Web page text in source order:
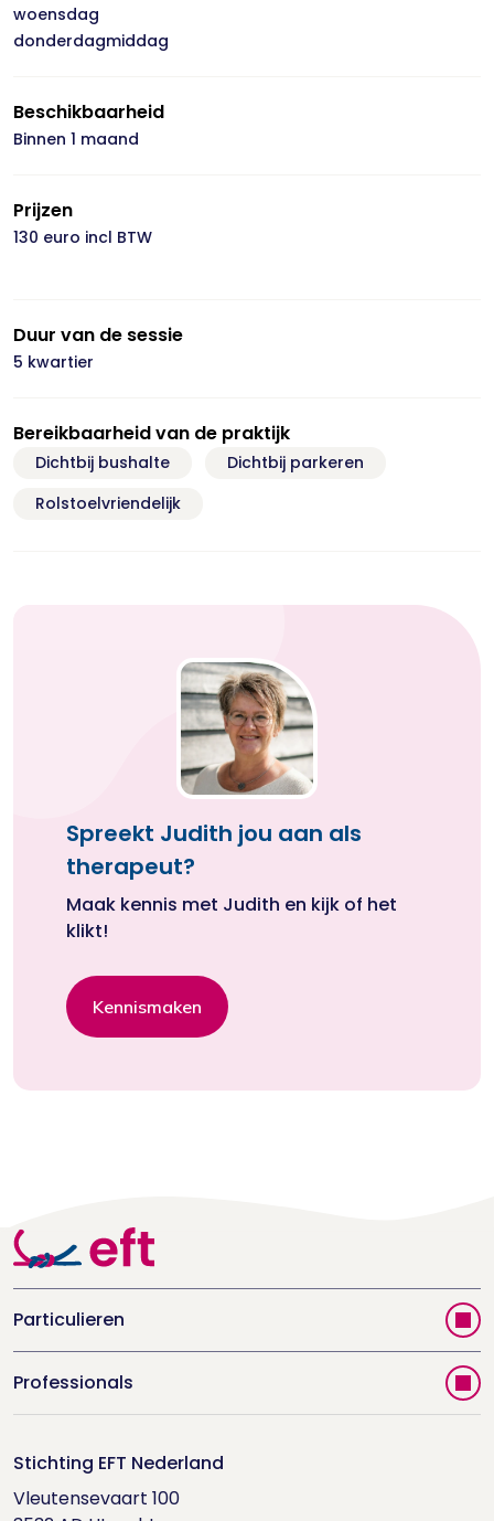
woensdag
donderdagmiddag
Beschikbaarheid
Binnen 1 maand
Prijzen
130 euro incl BTW
Duur van de sessie
5 kwartier
Bereikbaarheid van de praktijk
Dichtbij bushalte
Dichtbij parkeren
Rolstoelvriendelijk
Spreekt Judith jou aan als
therapeut?
Maak kennis met Judith en kijk of het
klikt!
Kennismaken
Particulieren
Vind jouw therapeut
Videoportal
Doe de relatietest
Houd me Vast-bijeenkomsten
Professionals
Trainingen
Stichting EFT Nederland
Vleutensevaart 100